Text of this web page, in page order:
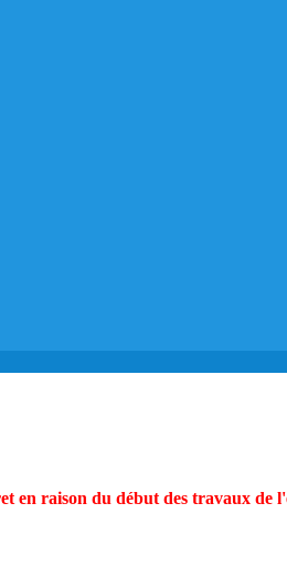
en raison du début des travaux de